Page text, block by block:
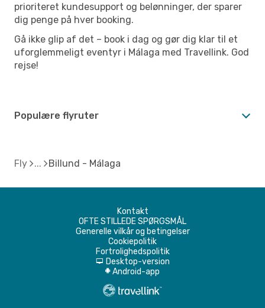
prioriteret kundesupport og belønninger, der sparer
dig penge på hver booking.
Gå ikke glip af det – book i dag og gør dig klar til et
uforglemmeligt eventyr i Málaga med Travellink. God
rejse!
Populære flyruter
Fly Billund - Málaga
Kontakt
OFTE STILLEDE SPØRGSMÅL
Generelle vilkår og betingelser
Cookiepolitik
Fortrolighedspolitik
d Desktop-version
A Android-app